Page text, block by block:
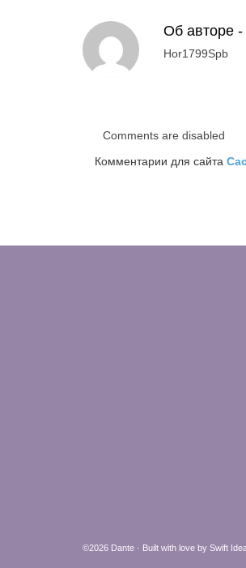
Об авторе -
Hor1799Spb
Comments are disabled
Комментарии для сайта
©2026 Dante · Built with love by Swift